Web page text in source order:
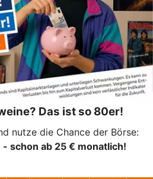
Das ist so 80er!
nutze die Chance der Börse:
schon ab 25 € monatlich!